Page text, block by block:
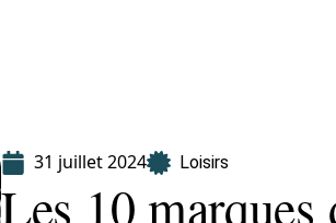
31 juillet 2024 Loisirs
Les 10 marques